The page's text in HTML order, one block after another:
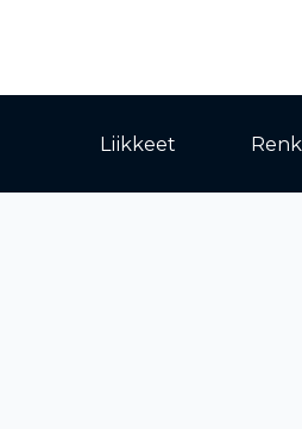
Liikkeet